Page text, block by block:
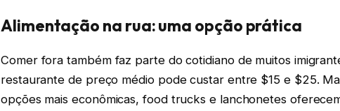
Alimentação na rua: uma opção prática
Comer fora também faz parte do cotidiano de muitos
restaurante de preço médio pode custar entre $15 e $25.
opções mais econômicas, food trucks e lanchonetes